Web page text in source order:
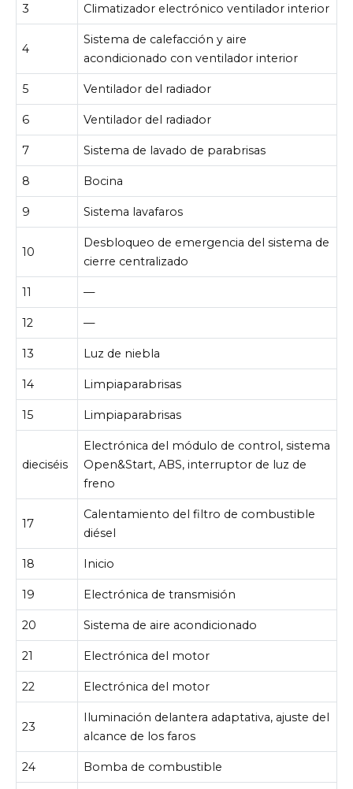
3 Climatizador electrónico ventilador interior
4
Sistema de calefacción y aire
acondicionado con ventilador interior
5 Ventilador del radiador
6 Ventilador del radiador
7 Sistema de lavado de parabrisas
8 Bocina
9 Sistema lavafaros
10
Desbloqueo de emergencia del sistema de
cierre centralizado
11 —
12 —
13 Luz de niebla
14 Limpiaparabrisas
15 Limpiaparabrisas
dieciséis
Electrónica del módulo de control, sistema
Open&Start, ABS, interruptor de luz de
freno
17
Calentamiento del filtro de combustible
diésel
18 Inicio
19 Electrónica de transmisión
20 Sistema de aire acondicionado
21 Electrónica del motor
22 Electrónica del motor
23
Iluminación delantera adaptativa, ajuste del
alcance de los faros
24 Bomba de combustible